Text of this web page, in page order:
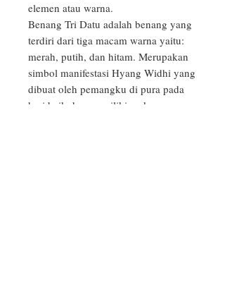
elemen atau warna.
Benang Tri Datu adalah benang yang
terdiri dari tiga macam warna yaitu:
merah, putih, dan hitam. Merupakan
simbol manifestasi Hyang Widhi yang
dibuat oleh pemangku di pura pada
hari baik dan memiliki makna